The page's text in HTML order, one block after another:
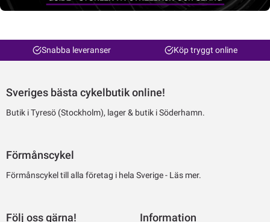
Snabba leveranser Köp tryggt online
Sveriges bästa cykelbutik online!
Butik i Tyresö (Stockholm), lager & butik i Söderhamn.
Förmånscykel
Förmånscykel till alla företag i hela Sverige - Läs mer.
Följ oss gärna! Information